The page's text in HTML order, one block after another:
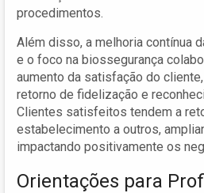
procedimentos.
Além disso, a melhoria contínua
e o foco na biossegurança
aumento da satisfação do
retorno de fidelização e
Clientes satisfeitos tendem a
estabelecimento a outros,
impactando positivamente os
Orientações para